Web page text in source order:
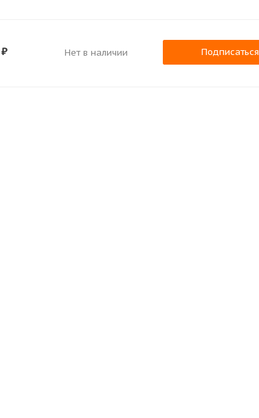
₽ Нет в наличии Подписаться